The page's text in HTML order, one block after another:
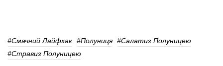
#Смачний Лайфхак #Полуниця #Салатиз Полуницею
#Стравиз Полуницею